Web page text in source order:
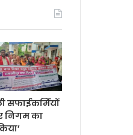
सफाईकर्मियों
निगम का